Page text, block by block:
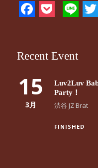
Facebook
Pocket
Recent Event
15
3月
Luv2Luv
Party！
渋谷 JZ Brat
FINISHED